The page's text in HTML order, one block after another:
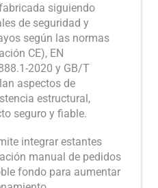
siguiendo
de seguridad y
según las normas
CE), EN
2020 y GB/T
aspectos de
estructural,
seguro y fiable.
integrar estantes
manual de pedidos
fondo para aumentar